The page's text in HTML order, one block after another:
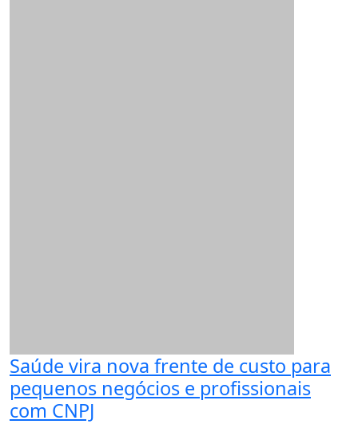
Saúde vira nova frente de custo para
pequenos negócios e profissionais
com CNPJ